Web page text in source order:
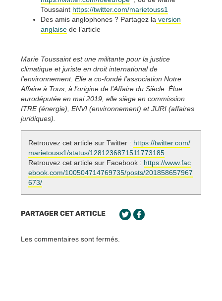
Toussaint https://twitter.com/marietouss1
Des amis anglophones ? Partagez la version
anglaise de l’article
Marie Toussaint est une militante pour la justice
climatique et juriste en droit international de
l’environnement. Elle a co-fondé l’association Notre
Affaire à Tous, à l’origine de l’Affaire du Siècle. Élue
eurodéputée en mai 2019, elle siège en commission
ITRE (énergie), ENVI (environnement) et JURI (affaires
juridiques).
Retrouvez cet article sur Twitter : https://twitter.com/
marietouss1/status/1281236871511773185
Retrouvez cet article sur Facebook : https://www.fac
ebook.com/100504714769735/posts/201858657967
673/
PARTAGER CET ARTICLE
Les commentaires sont fermés.